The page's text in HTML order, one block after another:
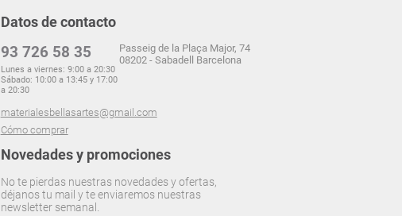
Datos de contacto
93 726 58 35
Lunes a viernes: 9:00 a 20:30
Sábado: 10:00 a 13:45 y 17:00
a 20:30
materialesbellasartes@gmail.com
Cómo comprar
Passeig de la Plaça Major, 74
08202 - Sabadell Barcelona
Novedades y promociones
No te pierdas nuestras novedades y ofertas,
déjanos tu mail y te enviaremos nuestras
newsletter semanal.